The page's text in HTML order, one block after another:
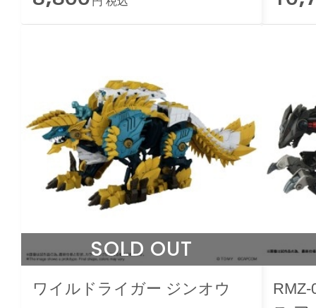
SOLD OUT
ワイルドライガー ジンオウ